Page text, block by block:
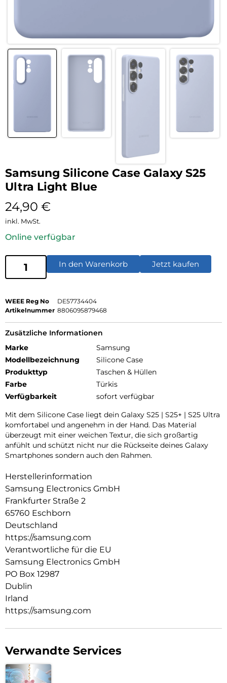
Samsung Silicone Case Galaxy S25
Ultra Light Blue
24,90 €
inkl. MwSt.
Online verfügbar
In den Warenkorb Jetzt kaufen
WEEE Reg No
DE57734404
Artikelnummer 8806095879468
Zusätzliche Informationen
Marke
Samsung
Modellbezeichnung
Silicone Case
Produkttyp
Taschen & Hüllen
Farbe
Türkis
Verfügbarkeit
sofort verfügbar
Mit dem Silicone Case liegt dein Galaxy S25 | S25+ | S25 Ultra
komfortabel und angenehm in der Hand. Das Material
überzeugt mit einer weichen Textur, die sich großartig
anfühlt und schützt nicht nur die Rückseite deines Galaxy
Smartphones sondern auch den Rahmen.
Herstellerinformation
Samsung Electronics GmbH
Frankfurter Straße 2
65760 Eschborn
Deutschland
https://samsung.com
Verantwortliche für die EU
Samsung Electronics GmbH
PO Box 12987
Dublin
Irland
https://samsung.com
Verwandte Services